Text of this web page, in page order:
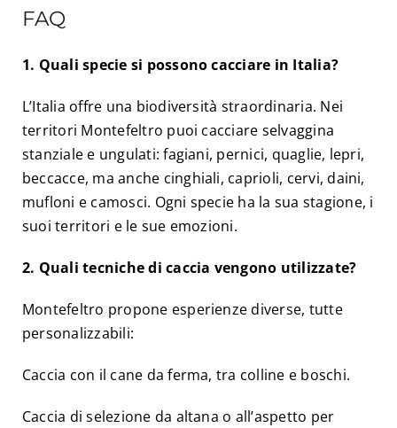
FAQ
1. Quali specie si possono cacciare in Italia?
L’Italia offre una biodiversità straordinaria. Nei
territori Montefeltro puoi cacciare selvaggina
stanziale e ungulati: fagiani, pernici, quaglie, lepri,
beccacce, ma anche cinghiali, caprioli, cervi, daini,
mufloni e camosci. Ogni specie ha la sua stagione, i
suoi territori e le sue emozioni.
2. Quali tecniche di caccia vengono utilizzate?
Montefeltro propone esperienze diverse, tutte
personalizzabili:
Caccia con il cane da ferma, tra colline e boschi.
Caccia di selezione da altana o all’aspetto per